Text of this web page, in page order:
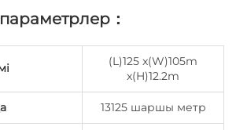
：
(L)125 x(W)105m
x(H)12.2m
13125 шаршы метр